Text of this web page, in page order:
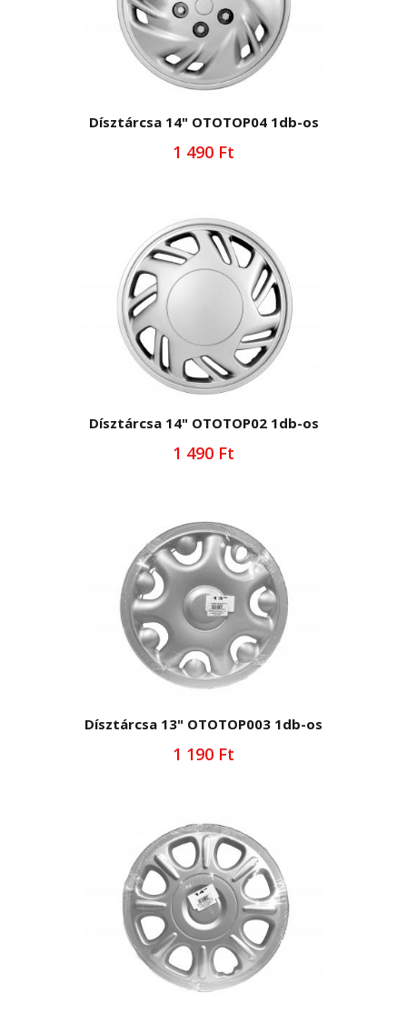
Dísztárcsa 14" OTOTOP04 1db-os
1 490 Ft
Dísztárcsa 14" OTOTOP02 1db-os
1 490 Ft
Dísztárcsa 13" OTOTOP003 1db-os
1 190 Ft